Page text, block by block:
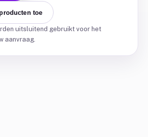
toe
uitsluitend gebruikt voor het
aanvraag.